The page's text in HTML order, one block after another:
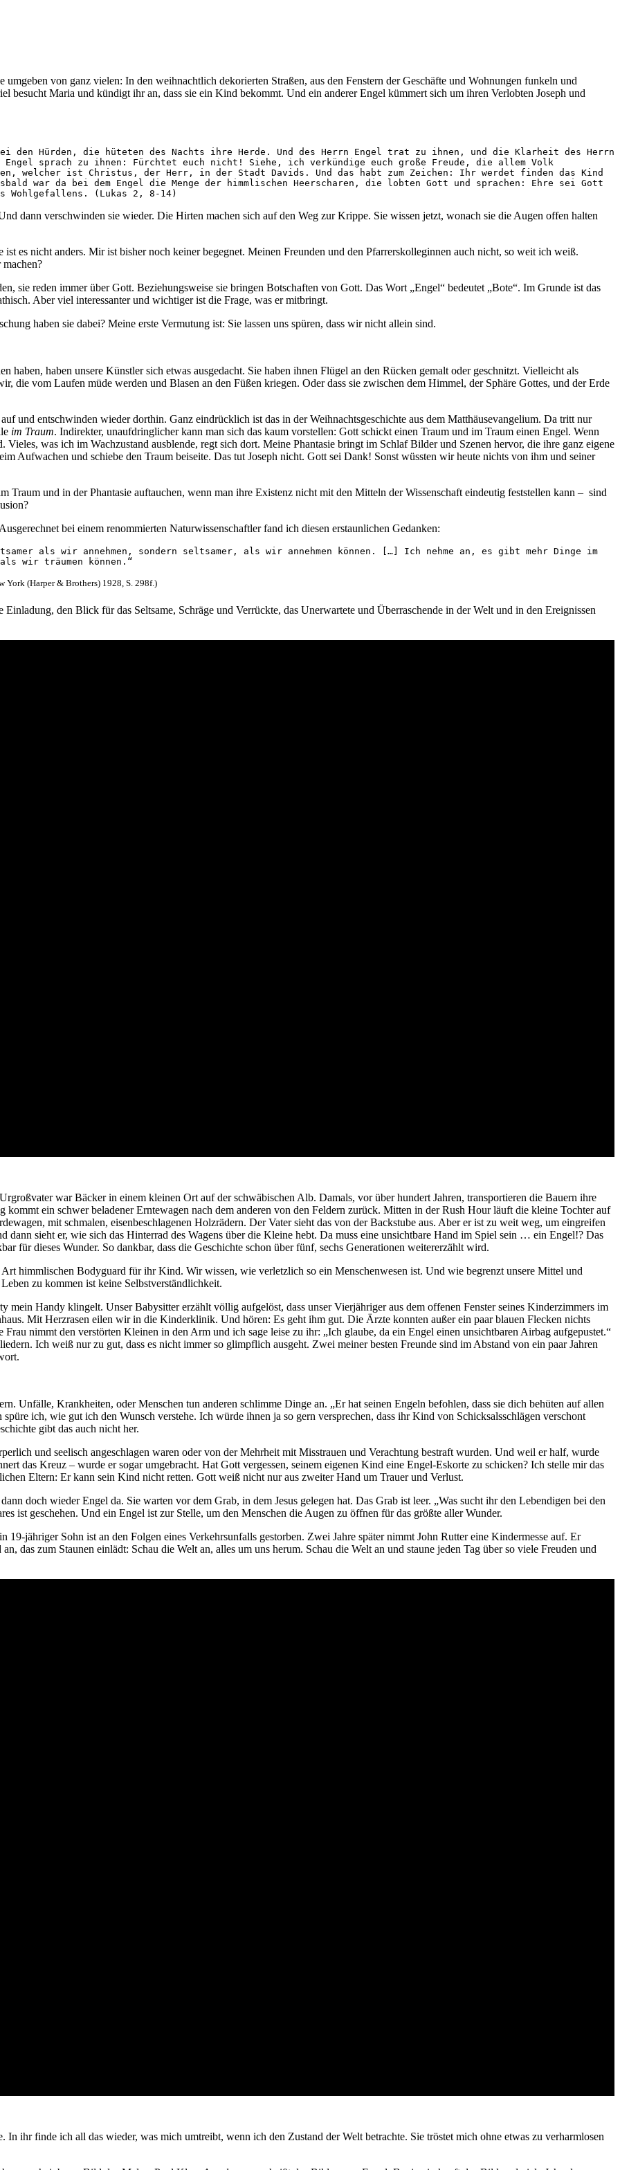
von ganz vielen: In den weihnachtlich dekorierten Straßen, aus den Fenstern der Geschäfte und Wohnungen funkeln und
besucht Maria und kündigt ihr an, dass sie ein Kind bekommt. Und ein anderer Engel kümmert sich um ihren Verlobten Joseph und
den Hürden, die hüteten des Nachts ihre Herde. Und des Herrn Engel trat zu ihnen, und die Klarheit des Herrn
sprach zu ihnen: Fürchtet euch nicht! Siehe, ich verkündige euch große Freude, die allem Volk
welcher ist Christus, der Herr, in der Stadt Davids. Und das habt zum Zeichen: Ihr werdet finden das Kind
war da bei dem Engel die Menge der himmlischen Heerscharen, die lobten Gott und sprachen: Ehre sei Gott
Wohlgefallens. (Lukas 2, 8-14)
dann verschwinden sie wieder. Die Hirten machen sich auf den Weg zur Krippe. Sie wissen jetzt, wonach sie die Augen offen halten
es nicht anders. Mir ist bisher noch keiner begegnet. Meinen Freunden und den Pfarrerskolleginnen auch nicht, so weit ich weiß.
sie reden immer über Gott. Beziehungsweise sie bringen Botschaften von Gott. Das Wort „Engel“ bedeutet „Bote“. Im Grunde ist das
Aber viel interessanter und wichtiger ist die Frage, was er mitbringt.
haben sie dabei? Meine erste Vermutung ist: Sie lassen uns spüren, dass wir nicht allein sind.
haben, haben unsere Künstler sich etwas ausgedacht. Sie haben ihnen Flügel an den Rücken gemalt oder geschnitzt. Vielleicht als
die vom Laufen müde werden und Blasen an den Füßen kriegen. Oder dass sie zwischen dem Himmel, der Sphäre Gottes, und der Erde
und entschwinden wieder dorthin. Ganz eindrücklich ist das in der Weihnachtsgeschichte aus dem Matthäusevangelium. Da tritt nur
im Traum. Indirekter, unaufdringlicher kann man sich das kaum vorstellen: Gott schickt einen Traum und im Traum einen Engel. Wenn
was ich im Wachzustand ausblende, regt sich dort. Meine Phantasie bringt im Schlaf Bilder und Szenen hervor, die ihre ganz eigene
Aufwachen und schiebe den Traum beiseite. Das tut Joseph nicht. Gott sei Dank! Sonst wüssten wir heute nichts von ihm und seiner
Traum und in der Phantasie auftauchen, wenn man ihre Existenz nicht mit den Mitteln der Wissenschaft eindeutig feststellen kann – sind
bei einem renommierten Naturwissenschaftler fand ich diesen erstaunlichen Gedanken:
als wir annehmen, sondern seltsamer, als wir annehmen können. […] Ich nehme an, es gibt mehr Dinge im
wir träumen können.“
York (Harper & Brothers) 1928, S. 298f.)
den Blick für das Seltsame, Schräge und Verrückte, das Unerwartete und Überraschende in der Welt und in den Ereignissen
war Bäcker in einem kleinen Ort auf der schwäbischen Alb. Damals, vor über hundert Jahren, transportieren die Bauern ihre
kommt ein schwer beladener Erntewagen nach dem anderen von den Feldern zurück. Mitten in der Rush Hour läuft die kleine Tochter auf
mit schmalen, eisenbeschlagenen Holzrädern. Der Vater sieht das von der Backstube aus. Aber er ist zu weit weg, um eingreifen
sieht er, wie sich das Hinterrad des Wagens über die Kleine hebt. Da muss eine unsichtbare Hand im Spiel sein … ein Engel!? Das
für dieses Wunder. So dankbar, dass die Geschichte schon über fünf, sechs Generationen weitererzählt wird.
himmlischen Bodyguard für ihr Kind. Wir wissen, wie verletzlich so ein Menschenwesen ist. Und wie begrenzt unsere Mittel und
zu kommen ist keine Selbstverständlichkeit.
mein Handy klingelt. Unser Babysitter erzählt völlig aufgelöst, dass unser Vierjähriger aus dem offenen Fenster seines Kinderzimmers im
Mit Herzrasen eilen wir in die Kinderklinik. Und hören: Es geht ihm gut. Die Ärzte konnten außer ein paar blauen Flecken nichts
nimmt den verstörten Kleinen in den Arm und ich sage leise zu ihr: „Ich glaube, da ein Engel einen unsichtbaren Airbag aufgepustet.“
Ich weiß nur zu gut, dass es nicht immer so glimpflich ausgeht. Zwei meiner besten Freunde sind im Abstand von ein paar Jahren
Unfälle, Krankheiten, oder Menschen tun anderen schlimme Dinge an. „Er hat seinen Engeln befohlen, dass sie dich behüten auf allen
ich, wie gut ich den Wunsch verstehe. Ich würde ihnen ja so gern versprechen, dass ihr Kind von Schicksalsschlägen verschont
gibt das auch nicht her.
und seelisch angeschlagen waren oder von der Mehrheit mit Misstrauen und Verachtung bestraft wurden. Und weil er half, wurde
das Kreuz – wurde er sogar umgebracht. Hat Gott vergessen, seinem eigenen Kind eine Engel-Eskorte zu schicken? Ich stelle mir das
Eltern: Er kann sein Kind nicht retten. Gott weiß nicht nur aus zweiter Hand um Trauer und Verlust.
doch wieder Engel da. Sie warten vor dem Grab, in dem Jesus gelegen hat. Das Grab ist leer. „Was sucht ihr den Lebendigen bei den
ist geschehen. Und ein Engel ist zur Stelle, um den Menschen die Augen zu öffnen für das größte aller Wunder.
jähriger Sohn ist an den Folgen eines Verkehrsunfalls gestorben. Zwei Jahre später nimmt John Rutter eine Kindermesse auf. Er
das zum Staunen einlädt: Schau die Welt an, alles um uns herum. Schau die Welt an und staune jeden Tag über so viele Freuden und
In ihr finde ich all das wieder, was mich umtreibt, wenn ich den Zustand der Welt betrachte. Sie tröstet mich ohne etwas zu verharmlosen